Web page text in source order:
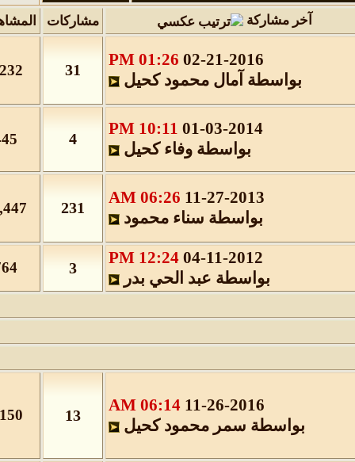
آخر مشاركة مشاركات المشاهدات
02-21-2016
01:26 PM
بواسطةآمال محمود كحيل
31
01-03-2014
10:11 PM
بواسطةوفاء كحيل
4
11-27-2013
06:26 AM
بواسطةسناء محمود
231
11,447
04-11-2012
12:24 PM
بواسطةعبد الحي بدر
3
11-26-2016
06:14 AM
بواسطةسمر محمود كحيل
13